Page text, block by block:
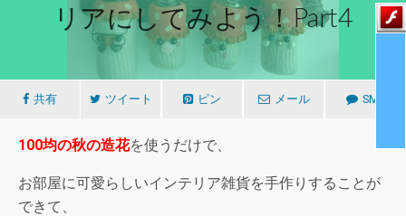
リアにしてみよう！part4
共有 ツイート ピン メール SMS
100均の秋の造花を使うだけで、
お部屋に可愛らしいインテリア雑貨を手作りすることが
できて、